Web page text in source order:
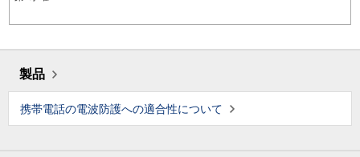
製品
携帯電話の電波防護への適合性について